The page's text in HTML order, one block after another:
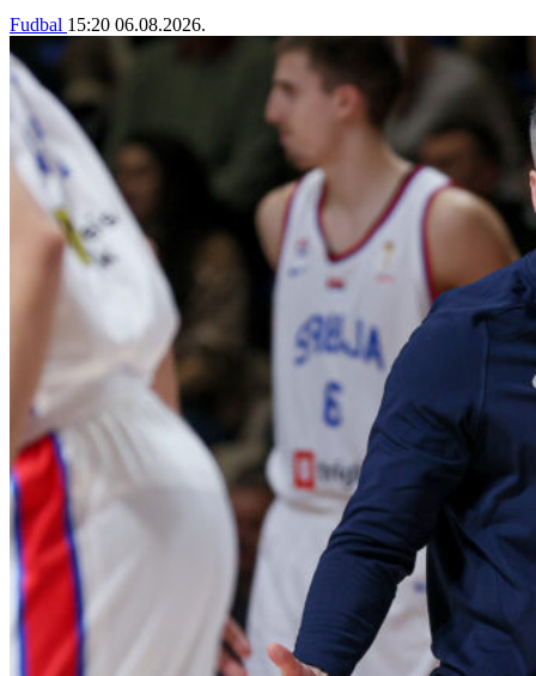
Fudbal 15:20 06.08.2026.